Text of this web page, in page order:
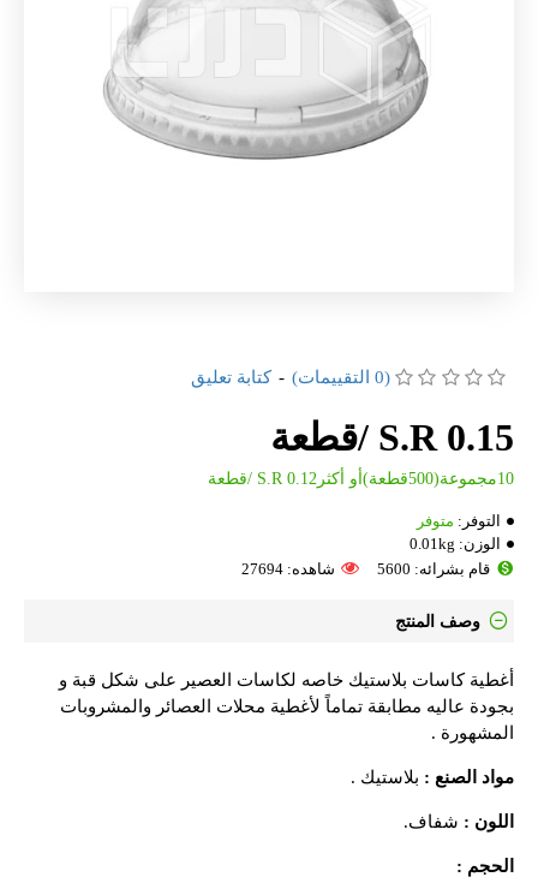
التوفر: متوفر
الوزن: 0.01kg
قام بشرائه: 5600
شاهده: 27694
(0 التقييمات) - كتابة تعليق
S.R 0.15 /قطعة
10مجموعة(500قطعة)أو أكثرS.R 0.12 /قطعة
وصف المنتج
أغطية كاسات بلاستيك خاصه لكاسات العصير على شكل قبة و
بجودة عاليه مطابقة تماماً لأغطية محلات العصائر والمشروبات
المشهورة .
مواد الصنع : بلاستيك .
اللون : شفاف.
الحجم :